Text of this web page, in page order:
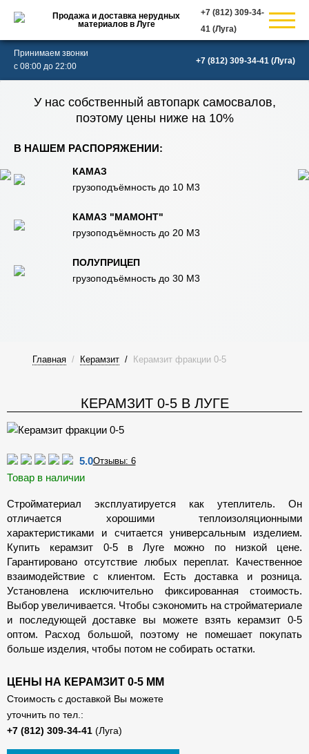
Продажа и доставка нерудных
материалов в Луге
(Луга)
Принимаем звонки
с 08:00 до 22:00
(Луга)
В НАШЕМ РАСПОРЯЖЕНИИ:
КАМАЗ
грузоподъёмность до 10 М3
КАМАЗ "МАМОНТ"
грузоподъёмность до 20 М3
ПОЛУПРИЦЕП
грузоподъёмность до 30 М3
У нас собственный автопарк самосвалов,
поэтому цены ниже на 10%
Главная / Керамзит / Керамзит фракции 0-5
КЕРАМЗИТ 0-5 В ЛУГЕ
5.0Отзывы: 6
Товар в наличии
Стройматериал эксплуатируется как утеплитель. Он
отличается хорошими теплоизоляционными
характеристиками и считается универсальным изделием.
Купить керамзит 0-5 в Луге можно по низкой цене.
Гарантировано отсутствие любых переплат. Качественное
взаимодействие с клиентом. Есть доставка и розница.
Установлена исключительно фиксированная стоимость.
Выбор увеличивается. Чтобы сэкономить на стройматериале
и последующей доставке вы можете взять керамзит 0-5
оптом. Расход большой, поэтому не помешает покупать
больше изделия, чтобы потом не собирать остатки.
ЦЕНЫ НА КЕРАМЗИТ 0-5 ММ
Стоимость с доставкой Вы можете
уточнить по тел.:
(Луга)